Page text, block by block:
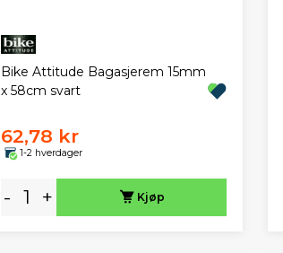
Bike Attitude Bagasjerem 15mm
x 58cm svart
62,78 kr
1-2 hverdager
- + Kjøp